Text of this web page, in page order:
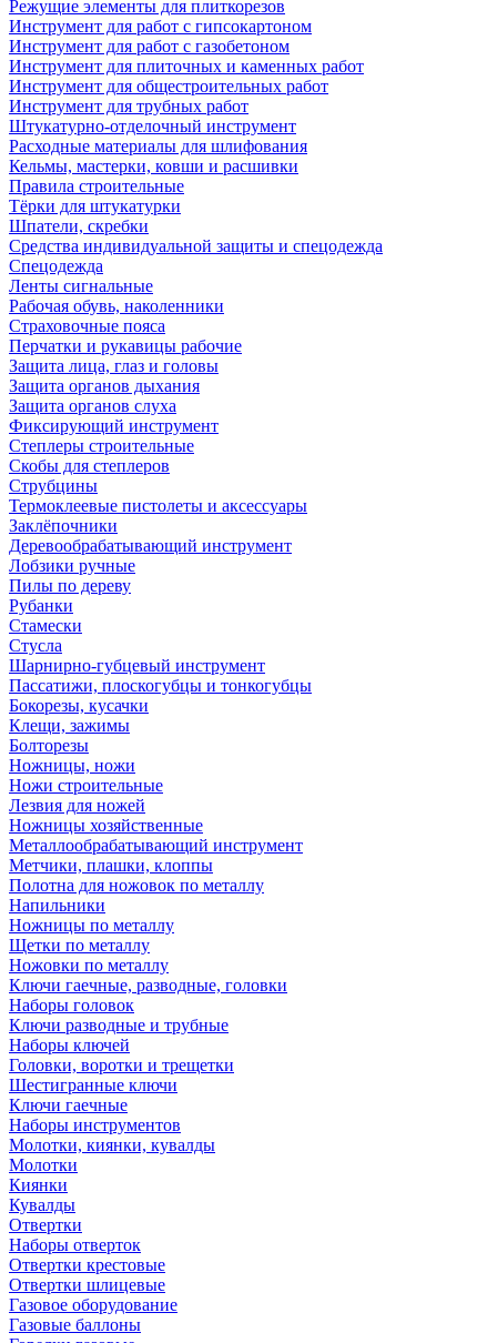
Режущие элементы для плиткорезов
Инструмент для работ с гипсокартоном
Инструмент для работ с газобетоном
Инструмент для плиточных и каменных работ
Инструмент для общестроительных работ
Инструмент для трубных работ
Штукатурно-отделочный инструмент
Расходные материалы для шлифования
Кельмы, мастерки, ковши и расшивки
Правила строительные
Тёрки для штукатурки
Шпатели, скребки
Средства индивидуальной защиты и спецодежда
Спецодежда
Ленты сигнальные
Рабочая обувь, наколенники
Страховочные пояса
Перчатки и рукавицы рабочие
Защита лица, глаз и головы
Защита органов дыхания
Защита органов слуха
Фиксирующий инструмент
Степлеры строительные
Скобы для степлеров
Струбцины
Термоклеевые пистолеты и аксессуары
Заклёпочники
Деревообрабатывающий инструмент
Лобзики ручные
Пилы по дереву
Рубанки
Стамески
Стусла
Шарнирно-губцевый инструмент
Пассатижи, плоскогубцы и тонкогубцы
Бокорезы, кусачки
Клещи, зажимы
Болторезы
Ножницы, ножи
Ножи строительные
Лезвия для ножей
Ножницы хозяйственные
Металлообрабатывающий инструмент
Метчики, плашки, клоппы
Полотна для ножовок по металлу
Напильники
Ножницы по металлу
Щетки по металлу
Ножовки по металлу
Ключи гаечные, разводные, головки
Наборы головок
Ключи разводные и трубные
Наборы ключей
Головки, воротки и трещетки
Шестигранные ключи
Ключи гаечные
Наборы инструментов
Молотки, киянки, кувалды
Молотки
Киянки
Кувалды
Отвертки
Наборы отверток
Отвертки крестовые
Отвертки шлицевые
Газовое оборудование
Газовые баллоны